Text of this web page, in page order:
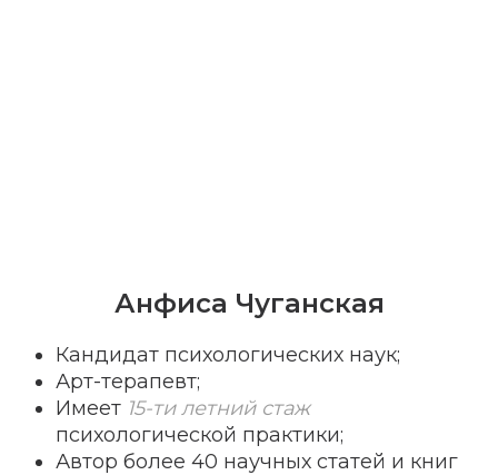
Анфиса Чуганская
Кандидат психологических наук;
Арт-терапевт;
Имеет 15-ти летний стаж
психологической практики;
Автор более 40 научных статей и книг